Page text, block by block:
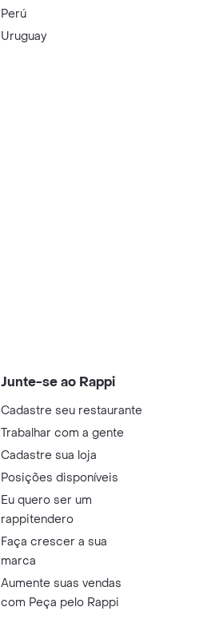
Perú
Uruguay
Junte-se ao Rappi
Cadastre seu restaurante
Trabalhar com a gente
Cadastre sua loja
Posições disponíveis
Eu quero ser um
rappitendero
Faça crescer a sua
marca
Aumente suas vendas
com Peça pelo Rappi